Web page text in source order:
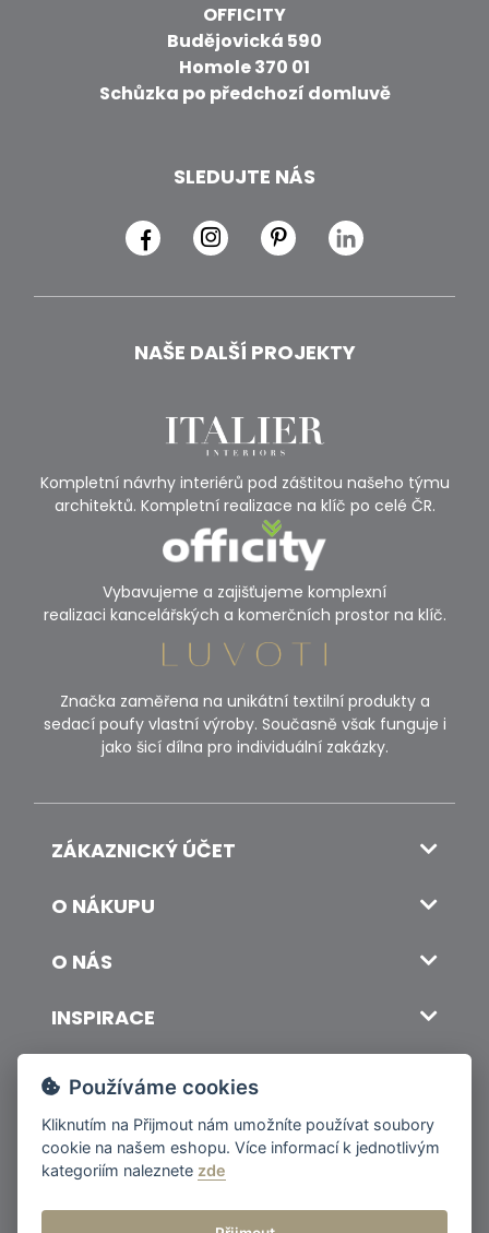
OFFICITY
Budějovická 590
Homole 370 01
Schůzka po předchozí domluvě
SLEDUJTE NÁS
NAŠE DALŠÍ PROJEKTY
Kompletní návrhy interiérů pod záštitou našeho týmu
architektů. Kompletní realizace na klíč po celé ČR.
Vybavujeme a zajišťujeme komplexní
realizaci kancelářských a komerčních prostor na klíč.
Značka zaměřena na unikátní textilní produkty a
sedací poufy vlastní výroby. Současně však funguje i
jako šicí dílna pro individuální zakázky.
ZÁKAZNICKÝ ÚČET
O NÁKUPU
O NÁS
INSPIRACE
DOPRAVA A PLATBA
© 2026 ITALSKY INTERIER s.r.o. Vytvořilo INIZIO Internet Media s.r.o.|
nastavení cookies
Používáme cookies
Kliknutím na Přijmout nám umožníte používat soubory
cookie na našem eshopu. Více informací k jednotlivým
kategoriím naleznete zde